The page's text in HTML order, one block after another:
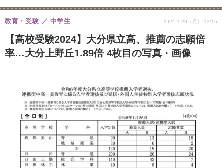
【高校受験2024】大分県立高、推薦の志願倍
率…大分上野丘1.89倍 4枚目の写真・画像
教育・受験 中学生 2024.1.29（月） 12:15